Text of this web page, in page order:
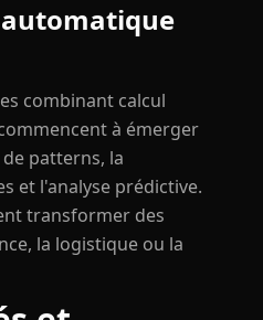
combinant calcul
à émerger
patterns, la
et l'analyse prédictive.
transformer des
la logistique ou la